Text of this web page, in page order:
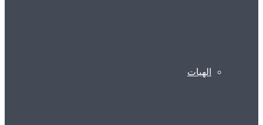
الهیات